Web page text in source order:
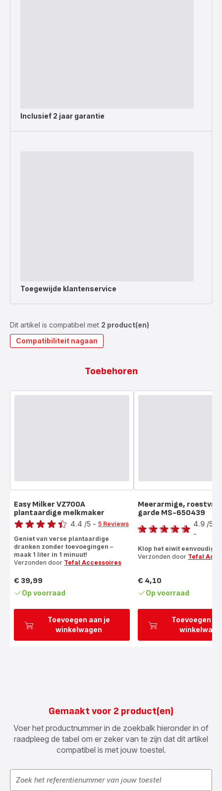
Inclusief 2 jaar garantie
Toegewijde klantenservice
Dit artikel is compatibel met 2 product(en)
Compatibiliteit nagaan
Toebehoren
Toevoegen aan je
winkelwagen
Easy Milker VZ700A
plantaardige melkmaker
Score
4.4 /5 - 5 Reviews
Geniet van verse plantaardige
dranken zonder toevoegingen –
maak 1 liter in 1 minuut!
Verzonden door Tefal Accessoires
Prijs
€ 39,99
Op voorraad
Toevoegen
Meerarmige,
garde MS-650439
Score
4.9 /5
-
Klop het eiwit eenvoudig
Verzonden door Tefal
Prijs
€ 4,10
Op voorraad
Gemaakt voor 2 product(en)
Voer het productnummer in de zoekbalk hieronder in of
raadpleeg de tabel om er zeker van te zijn dat dit artikel
compatibel is met jouw toestel.